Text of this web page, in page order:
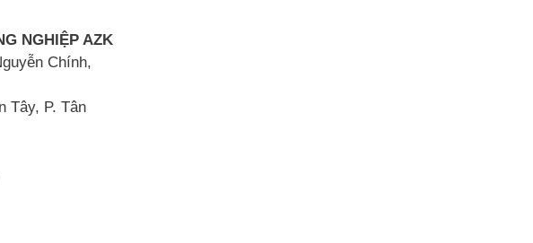
NGHIỆP AZK
Chính,
Tây, P. Tân